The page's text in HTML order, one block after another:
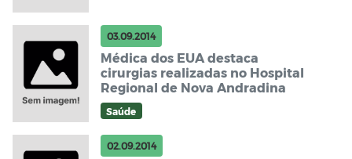
03.09.2014
Médica dos EUA destaca
cirurgias realizadas no Hospital
Regional de Nova Andradina
Saúde
02.09.2014